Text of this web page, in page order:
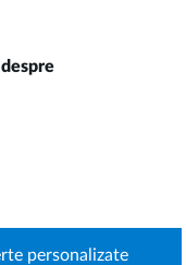
personalizate